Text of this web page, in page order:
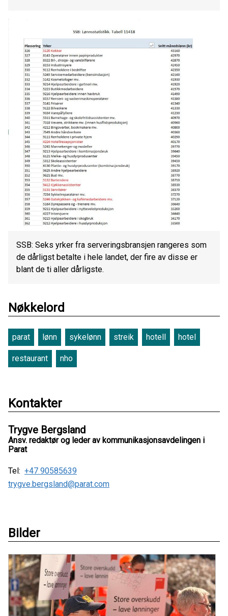
SSB: Seks yrker fra serveringsbransjen rangeres som
de dårligst betalte i hele landet, der fire av disse er
blant de ti aller dårligste.
Nøkkelord
parat lønn sykelønn streik hotell hotel
restaurant nho
Kontakter
Trygve Bergsland
Ansv. redaktør og leder av kommunikasjonsavdelingen i
Parat
Tel: +47 90585639
trygve.bergsland@parat.com
Bilder